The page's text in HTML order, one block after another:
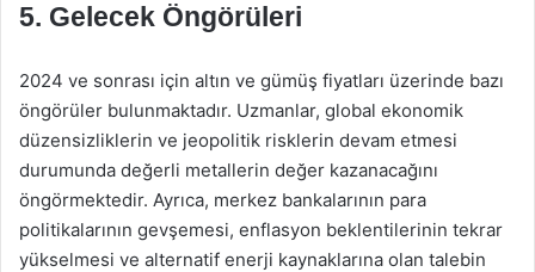
5. Gelecek Öngörüleri
2024 ve sonrası için altın ve gümüş fiyatları üzerinde bazı
öngörüler bulunmaktadır. Uzmanlar, global ekonomik
düzensizliklerin ve jeopolitik risklerin devam etmesi
durumunda değerli metallerin değer kazanacağını
öngörmektedir. Ayrıca, merkez bankalarının para
politikalarının gevşemesi, enflasyon beklentilerinin tekrar
yükselmesi ve alternatif enerji kaynaklarına olan talebin